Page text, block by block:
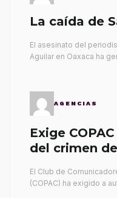
La caída de
El asesinato del
Aguilar en Oaxaca ha
AGENCIAS
Exige
del crimen
El Club de
(COPAC) ha exigido a